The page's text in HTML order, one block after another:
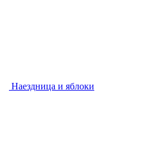
Наездница и яблоки